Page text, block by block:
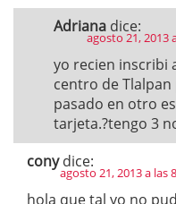
Adriana dice:
agosto 21, 2013
yo recien inscribi
centro de
pasado en otro
tarjeta.?tengo 3
cony dice:
agosto 21, 2013 a las
hola que tal yo no